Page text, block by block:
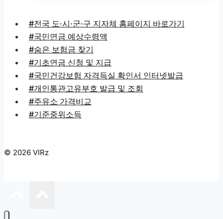
#전국 도·시·군·구 지자체 홈페이지 바로가기
#국민연금 예상수령액
#숨은 보험금 찾기
#기초연금 신청 및 지급
#국민건강보험 자격득실 확인서 인터넷발급
#개인통관고유부호 발급 및 조회
#주유소 가격비교
#기준중위소득
© 2026 VIRz